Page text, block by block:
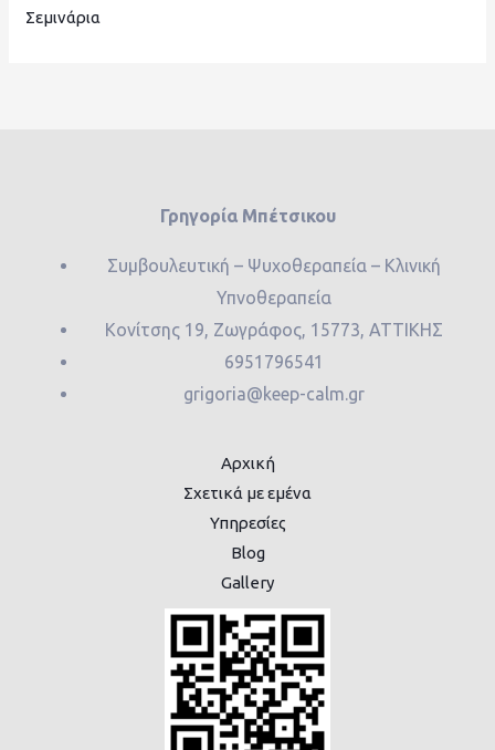
Σεμινάρια
Γρηγορία Μπέτσικου
Συμβουλευτική – Ψυχοθεραπεία – Κλινική
Υπνοθεραπεία
Κονίτσης 19, Ζωγράφος, 15773, ΑΤΤΙΚΗΣ
6951796541
grigoria@keep-calm.gr
Αρχική
Σχετικά με εμένα
Υπηρεσίες
Blog
Gallery